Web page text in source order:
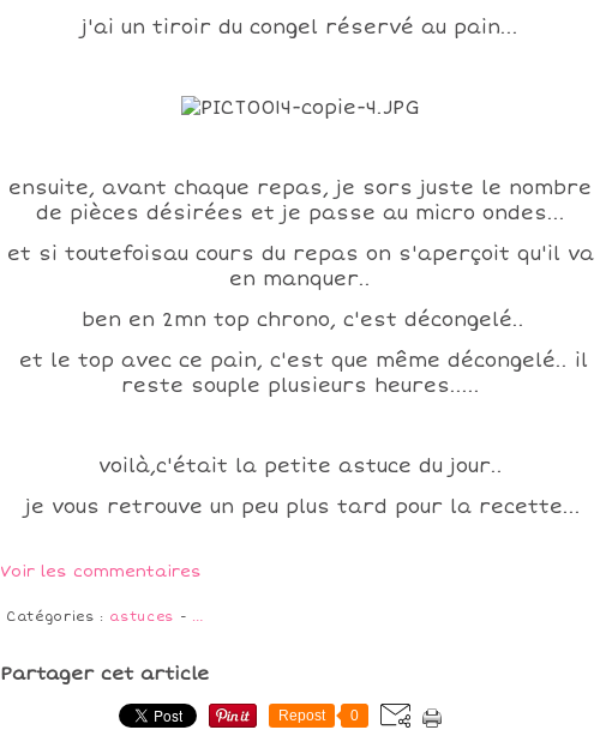
j'ai un tiroir du congel réservé au pain...
ensuite, avant chaque repas, je sors juste le nombre
de pièces désirées et je passe au micro ondes...
et si toutefoisau cours du repas on s'aperçoit qu'il va
en manquer..
ben en 2mn top chrono, c'est décongelé..
et le top avec ce pain, c'est que même décongelé.. il
reste souple plusieurs heures.....
voilà,c'était la petite astuce du jour..
je vous retrouve un peu plus tard pour la recette...
Voir les commentaires
Catégories : astuces - …
Partager cet article
Repost 0